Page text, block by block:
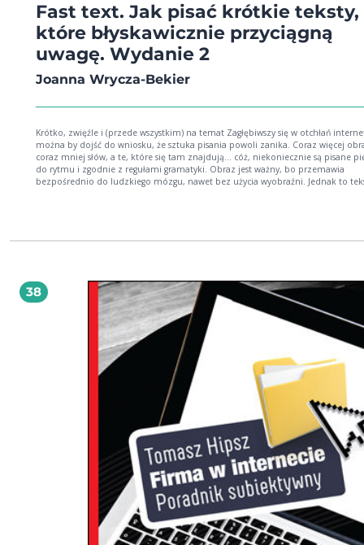
Fast text. Jak pisać krótkie teksty,
które błyskawicznie przyciągną
uwagę. Wydanie 2
Joanna Wrycza-Bekier
Krótko, zwięźle i (przede wszystkim) na temat Zagłębiwszy się w otchłań internetu,
można by dojść do wniosku, że sztuka pisania powoli zanika. Coraz więcej
coraz mniej słów, a te, które się tam znajdują... cóż, niekoniecznie są pisane
do rytmu i zgodnie z regułami gramatyki. Obraz jest ważny, bo przemawia
bezpośrednio do ludzkiego mózgu, nawet bez użycia wyobraźni. Jednak to
celną ripostę w dyskusji na czacie chętnie przyjmie. Przyjmie, zapamięta i
zilustrowane obrazkiem czy wideo. Nie wymagają dłuższej koncentracji i są
zrozumiałe w oderwaniu od kontekstu. Gdy rozmiary ekranu maleją, a
czytelnika rosną, liczy się każde słowo. Zapnij pasy i ruszamy w podróż drogą
szybkiego ruchu!
38